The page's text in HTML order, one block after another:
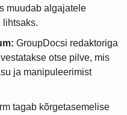
muudab algajatele
lihtsaks.
GroupDocsi redaktoriga
otse pilve, mis
ja manipuleerimist
tagab kõrgetasemelise